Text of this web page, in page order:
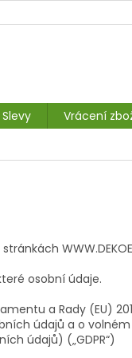
Slevy Vrácení
osobní údaje.
a Rady (EU)
údajů a o
údajů) („GDPR“)